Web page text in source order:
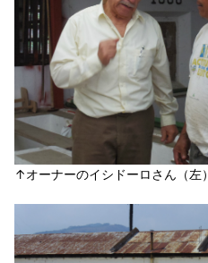
↑オーナーのイシドーロさん（左）